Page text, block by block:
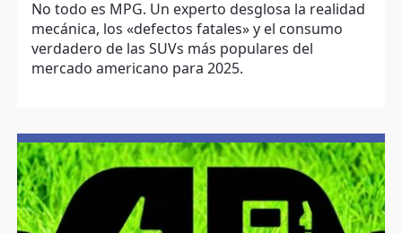
No todo es MPG. Un experto desglosa la realidad
mecánica, los «defectos fatales» y el consumo
verdadero de las SUVs más populares del
mercado americano para 2025.